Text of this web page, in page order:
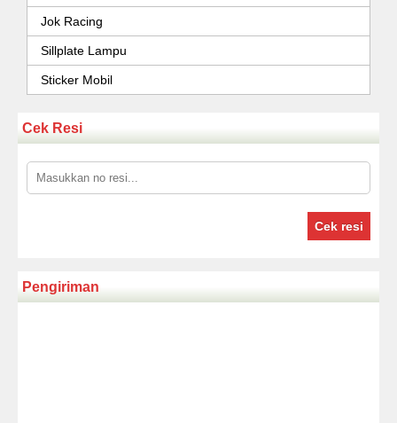
Jok Racing
Sillplate Lampu
Sticker Mobil
Cek Resi
Cek resi
Pengiriman